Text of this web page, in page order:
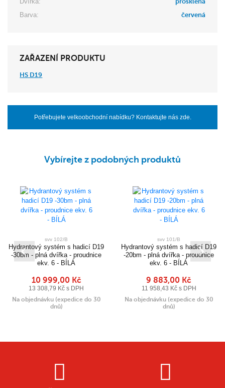
Barva:
červená
ZAŘAZENÍ PRODUKTU
HS D19
Potřebujete velkoobchodní nabídku? Kontaktujte nás zde.
Vybírejte z podobných produktů
svv 102/B
Hydrantový systém s hadicí D19
-30bm - plná dvířka - proudnice
ekv. 6 - BÍLÁ
10 999,00 Kč
13 308,79 Kč s DPH
Na objednávku (expedice do 30
dnů)
svv 101/B
Hydrantový systém s hadicí D19
-20bm - plná dvířka - proudnice
ekv. 6 - BÍLÁ
9 883,00 Kč
11 958,43 Kč s DPH
Na objednávku (expedice do 30
dnů)